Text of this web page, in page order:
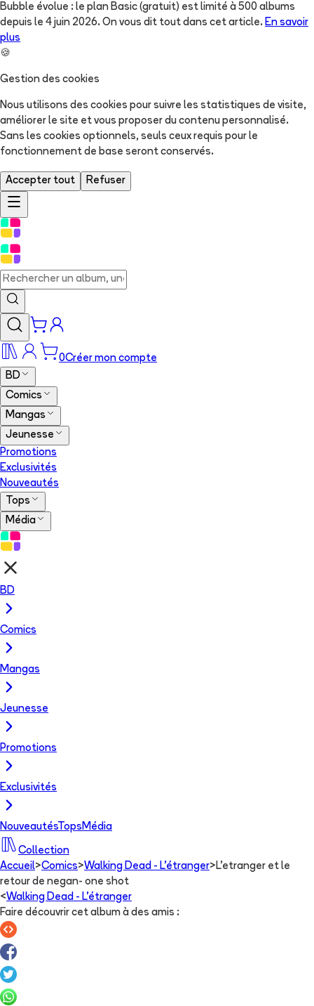
Bubble évolue : le plan Basic (gratuit) est limité à 500 albums
depuis le 4 juin 2026. On vous dit tout dans cet article. En savoir
plus
🍪
Gestion des cookies
Nous utilisons des cookies pour suivre les statistiques de visite,
améliorer le site et vous proposer du contenu personnalisé.
Sans les cookies optionnels, seuls ceux requis pour le
fonctionnement de base seront conservés.
Accepter tout Refuser
0Créer mon compte
BD
Comics
Mangas
Jeunesse
Promotions
Exclusivités
Nouveautés
Tops
Média
BD
Comics
Mangas
Jeunesse
Promotions
Exclusivités
NouveautésTops Média
Collection
Accueil>Comics>Walking Dead - L'étranger> L'etranger et le
retour de negan- one shot
<Walking Dead - L'étranger
Faire découvrir cet album à des amis :